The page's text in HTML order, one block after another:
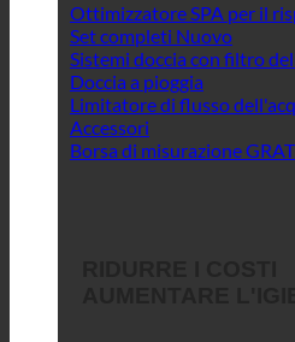
Ottimizzatore SPA per il
Set completi
Sistemi doccia con filtro
Doccia a pioggia
Limitatore di flusso
Accessori
Borsa di misurazione